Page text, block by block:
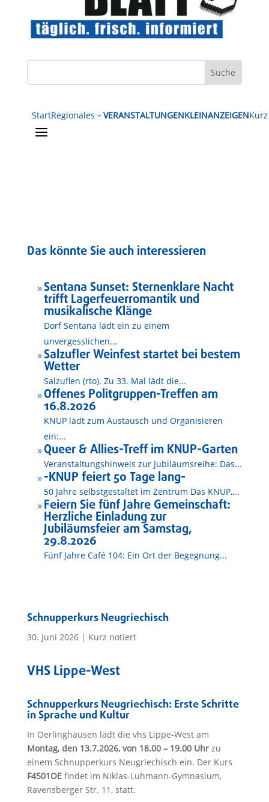
StartRegionales 3 VERANSTALTUNGENKLEINANZEIGEN
a
Das könnte Sie auch interessieren
9 Sentana Sunset: Sternenklare Nacht
trifft Lagerfeuerromantik und
musikalische Klänge
Dorf Sentana lädt ein zu einem
unvergesslichen...
9 Salzufler Weinfest startet bei bestem
Wetter
Salzuflen (rto). Zu 33. Mal lädt die...
9 Offenes Politgruppen-Treffen am
16.8.2026
KNUP lädt zum Austausch und Organisieren
ein:...
9 Queer & Allies-Treff im KNUP-Garten
Veranstaltungshinweis zur Jubiläumsreihe: Das...
9 -KNUP feiert 50 Tage lang-
50 Jahre selbstgestaltet im Zentrum Das KNUP,...
9 Feiern Sie fünf Jahre Gemeinschaft:
Herzliche Einladung zur
Jubiläumsfeier am Samstag,
29.8.2026
Fünf Jahre Café 104: Ein Ort der Begegnung...
Schnupperkurs Neugriechisch
30. Juni 2026| Kurz notiert
VHS Lippe-West
Schnupperkurs Neugriechisch: Erste Schritte
in Sprache und Kultur
In Oerlinghausen lädt die vhs Lippe‑West am
Montag, den 13.7.2026, von 18.00 – 19.00 Uhrzu
einem Schnupperkurs Neugriechisch ein. Der Kurs
F4501OEfindet im Niklas‑Luhmann‑Gymnasium,
Ravensberger Str. 11, statt.